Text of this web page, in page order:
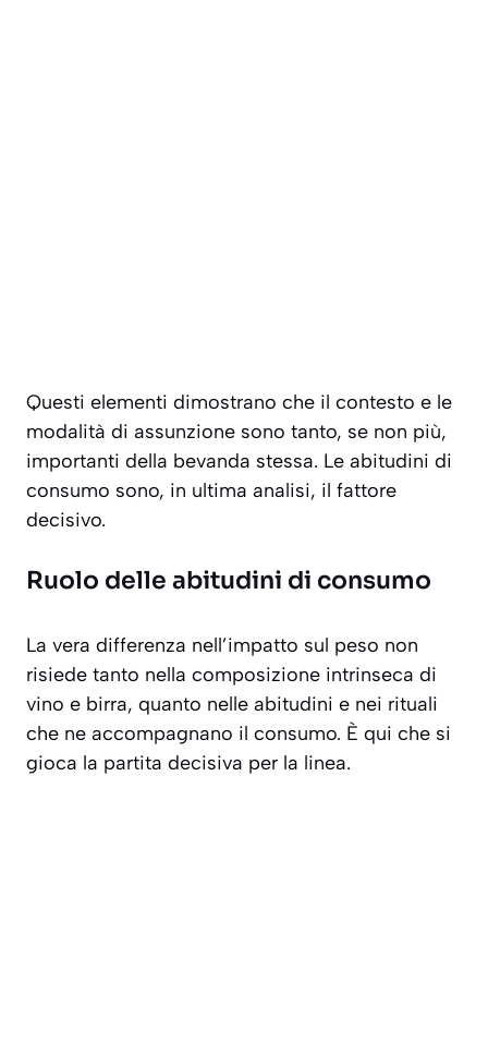
Questi elementi dimostrano che il contesto e le
modalità di assunzione sono tanto, se non più,
importanti della bevanda stessa. Le abitudini di
consumo sono, in ultima analisi, il fattore
decisivo.
Ruolo delle abitudini di consumo
La vera differenza nell’impatto sul peso non
risiede tanto nella composizione intrinseca di
vino e birra, quanto nelle abitudini e nei rituali
che ne accompagnano il consumo. È qui che si
gioca la partita decisiva per la linea.